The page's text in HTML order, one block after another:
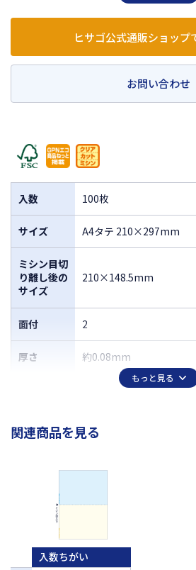
ヒサゴ公式通販ショップ
お問い合わせ
入数 100枚
サイズ A4タテ 210×297mm
ミシン目切
り離し後の
サイズ
210×148.5mm
面付 2
厚さ 約0.08mm
もっと見る
関連商品を見る
入数ちがい